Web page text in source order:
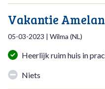
Vakantie
05-03-2023 | Wilma (NL)
Heerlijk ruim huis in
Niets